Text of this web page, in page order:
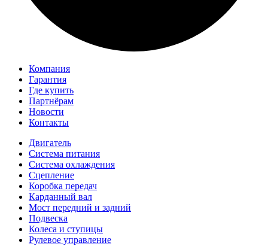
Компания
Гарантия
Где купить
Партнёрам
Новости
Контакты
Двигатель
Система питания
Система охлаждения
Сцепление
Коробка передач
Карданный вал
Мост передний и задний
Подвеска
Колеса и ступицы
Рулевое управление